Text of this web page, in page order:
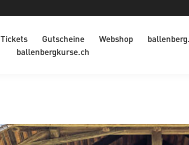
Tickets Gutscheine Webshop
ballenbergkurse.ch